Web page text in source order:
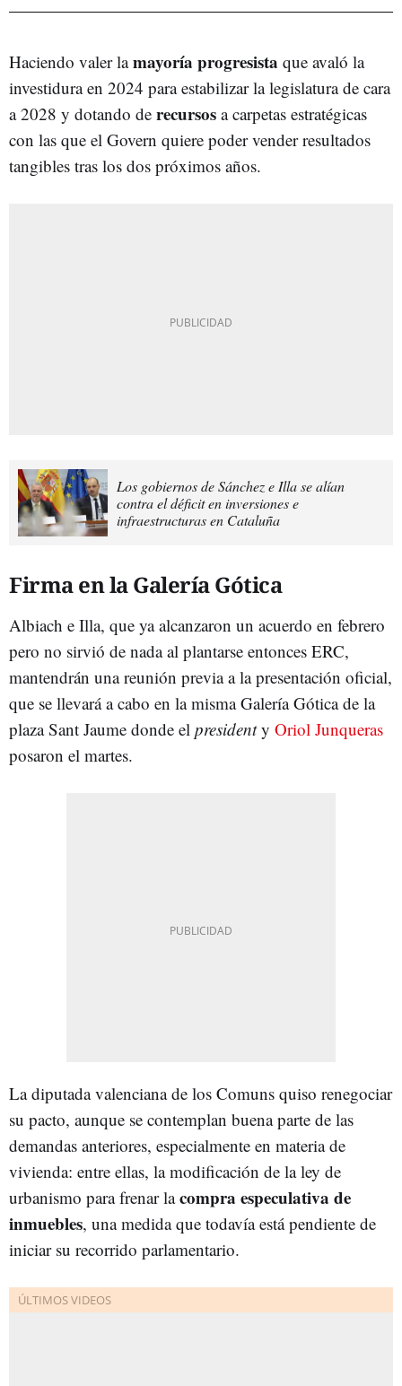
Haciendo valer lamayoría progresista que avaló la
investidura en 2024 para estabilizar la legislatura de cara
a 2028 y dotando de recursos a carpetas estratégicas
con las que el Govern quiere poder vender resultados
tangibles tras los dos próximos años.
Los gobiernos de Sánchez e Illa se alían
contra el déficit en inversiones e
infraestructuras en Cataluña
Firma en la Galería Gótica
Albiach e Illa, que ya alcanzaron un acuerdo en febrero
pero no sirvió de nada al plantarse entonces ERC,
mantendrán una reunión previa a la presentación oficial,
que se llevará a cabo en la misma Galería Gótica de la
plaza Sant Jaume donde el presidenty Oriol Junqueras
posaron el martes.
La diputada valenciana de los Comuns quiso renegociar
su pacto, aunque se contemplan buena parte de las
demandas anteriores, especialmente en materia de
vivienda: entre ellas, la modificación de la ley de
urbanismo para frenar lacompra especulativa de
inmuebles, una medida que todavía está pendiente de
iniciar su recorrido parlamentario.